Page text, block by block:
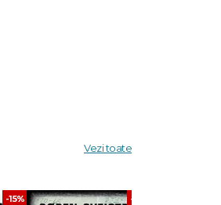
Vezi toate
-15% -30%